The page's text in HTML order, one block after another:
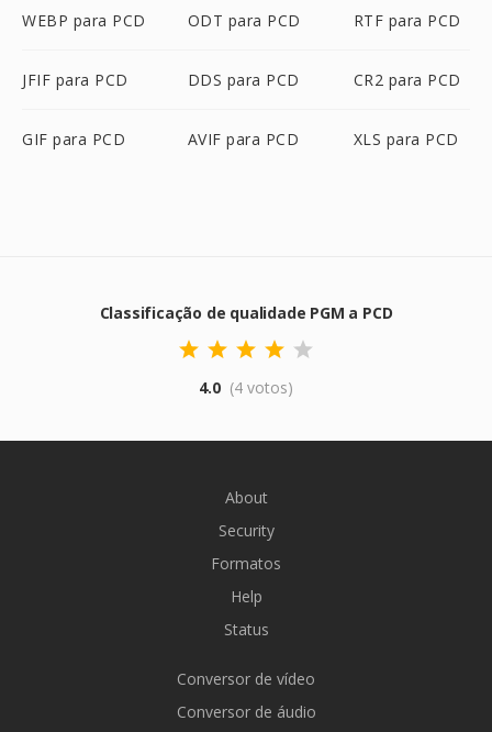
WEBP para PCD ODT para PCD RTF para PCD
JFIF para PCD DDS para PCD CR2 para PCD
GIF para PCD AVIF para PCD XLS para PCD
Classificação de qualidade PGM a PCD
4.0 (4 votos)
About
Security
Formatos
Help
Status
Conversor de vídeo
Conversor de áudio